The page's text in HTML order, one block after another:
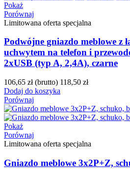
Pokaż
Porównaj
Limitowana oferta specjalna
Podwójne gniazdo meblowe z
uchwytem na telefon i
2xUSB (typ A, 2,4A), czarne
106,65 zł (brutto) 118,50 zł
Dodaj do koszyka
Porównaj
Pokaż
Porównaj
Limitowana oferta specjalna
Gniazdo meblowe 3x2P+Z,